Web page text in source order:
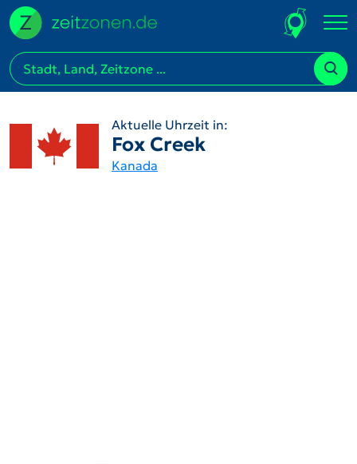
Aktuelle Uhrzeit in:
Fox Creek
Kanada